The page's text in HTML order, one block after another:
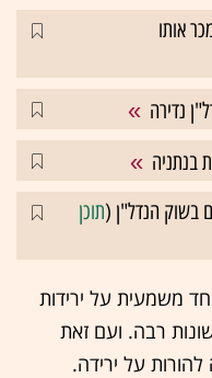
אותו
נדירה
בנתניה
בשוק הנדל"ן (תוכן
משמעית על ירידות
רבה. ועם זאת
על ירידה.